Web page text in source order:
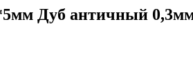
Дуб античный